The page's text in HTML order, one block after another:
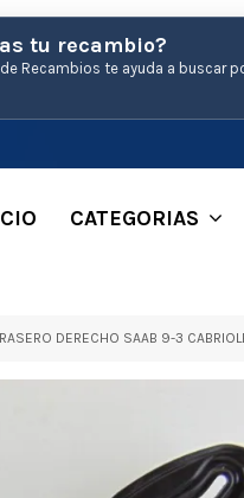
tu recambio?
Recambios te ayuda a buscar
CATEGORIAS
DERECHO SAAB 9-3